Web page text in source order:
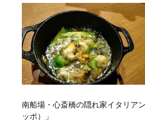
南船場・心斎橋の隠れ家イタリア
ッポ）」